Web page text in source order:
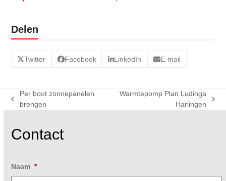
Delen
Twitter Facebook LinkedIn E-mail
previous
Per boot zonnepanelen
brengen
Warmtepomp Plan Ludinga
Harlingen
Contact
Naam *